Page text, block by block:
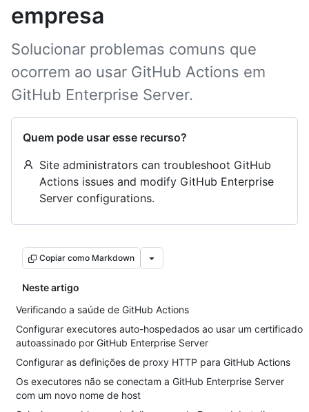
empresa
Solucionar problemas comuns que
ocorrem ao usar GitHub Actions em
GitHub Enterprise Server.
Quem pode usar esse recurso?
Site administrators can troubleshoot GitHub
Actions issues and modify GitHub Enterprise
Server configurations.
Copiar como Markdown
Neste artigo
Verificando a saúde de GitHub Actions
Configurar executores auto-hospedados ao usar um certificado
autoassinado por GitHub Enterprise Server
Configurar as definições de proxy HTTP para GitHub Actions
Os executores não se conectam a GitHub Enterprise Server
com um novo nome de host